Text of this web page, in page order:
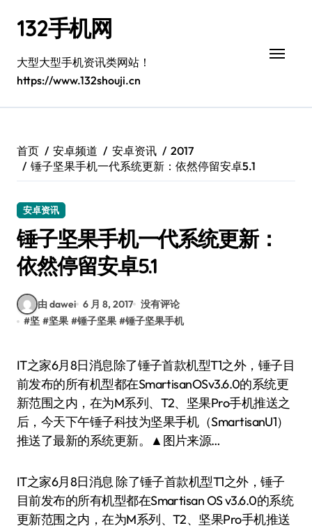
132手机网
大型大型手机资讯类网站！
https://www.132shouji.cn
首页 安卓频道 安卓资讯
2017
锤子坚果手机一代系统更新：依然停留安卓5.1
安卓资讯
锤子坚果手机一代系统更新：
依然停留安卓5.1
由 dawei 6 月 8, 2017 没有评论
#坚 #坚果 #锤子坚果 #锤子坚果手机
IT之家6月8日消息除了锤子首款机型T1之外，锤子目
前发布的所有机型都在SmartisanOSv3.6.0的系统更
新范围之内，在为M系列、T2、坚果Pro手机推送之
后，今天下午锤子科技为坚果手机（SmartisanU1）
推送了最新的系统更新。▲图片来源…
IT之家6月8日消息 除了锤子首款机型T1之外，锤子
目前发布的所有机型都在Smartisan OS v3.6.0的系统
更新范围之内，在为M系列、T2、坚果Pro手机推送